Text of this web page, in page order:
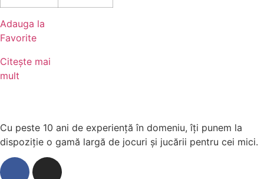
Adauga la
Favorite
Citește mai
mult
Cu peste 10 ani de experiență în domeniu, îți punem la
dispoziție o gamă largă de jocuri și jucării pentru cei mici.